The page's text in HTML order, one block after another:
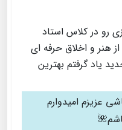
رو در کلاس استاد
هنر و اخلاق حرفه ای
یاد گرفتم بهترین
عزیزم امیدوارم